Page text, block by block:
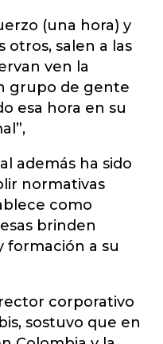
(una hora) y
otros, salen a las
ven la
grupo de gente
esa hora en su
además ha sido
normativas
como
brinden
formación a su
corporativo
sostuvo que en